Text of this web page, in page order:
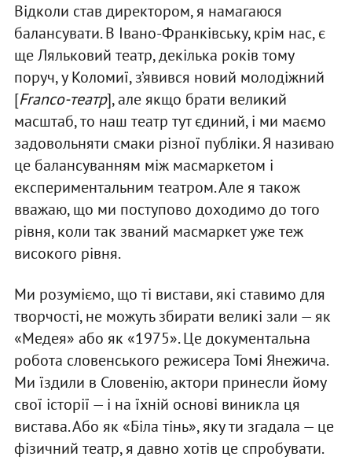
Відколи став директором, я намагаюся
балансувати. В Івано-Франківську, крім нас, є
ще Ляльковий театр, декілька років тому
поруч, у Коломиї, з’явився новий молодіжний
[Franco-театр], але якщо брати великий
масштаб, то наш театр тут єдиний, і ми маємо
задовольняти смаки різної публіки. Я називаю
це балансуванням між масмаркетом і
експериментальним театром. Але я також
вважаю, що ми поступово доходимо до того
рівня, коли так званий масмаркет уже теж
високого рівня.
Ми розуміємо, що ті вистави, які ставимо для
творчості, не можуть збирати великі зали — як
«Медея» або як «1975». Це документальна
робота словенського режисера Томі Янежича.
Ми їздили в Словенію, актори принесли йому
свої історії — і на їхній основі виникла ця
вистава. Або як «Біла тінь», яку ти згадала — це
фізичний театр, я давно хотів це спробувати.